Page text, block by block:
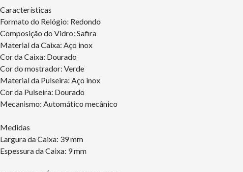
Características
Formato do Relógio: Redondo
Composição do Vidro: Safira
Material da Caixa: Aço inox
Cor da Caixa: Dourado
Cor do mostrador: Verde
Material da Pulseira: Aço inox
Cor da Pulseira: Dourado
Mecanismo: Automático mecânico
Medidas
Largura da Caixa: 39 mm
Espessura da Caixa: 9 mm